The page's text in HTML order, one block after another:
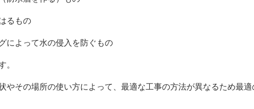
るもの
によって水の侵入を防ぐもの
。
やその場所の使い方によって、最適な工事の方法が異なるため最